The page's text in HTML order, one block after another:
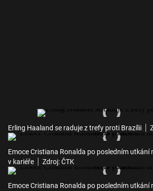
Erling Haaland se raduje z trefy proti Brazílii
Emoce Cristiana Ronalda po posledním utkání
v kariéře
Zdroj: ČTK
Emoce Cristiana Ronalda po posledním utkání